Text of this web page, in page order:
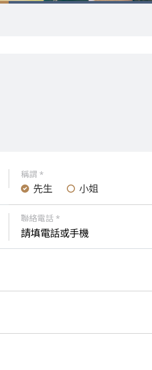
稱謂 *
先生 小姐
聯絡電話 *